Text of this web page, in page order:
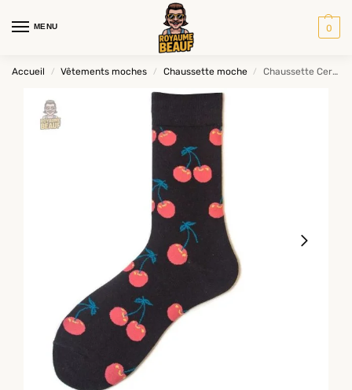
MENU 0
Accueil / Vêtements moches / Chaussette moche / Chaussette Cerise